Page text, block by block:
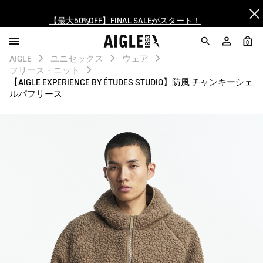
ログイン/会員登録で送料＆返品無料
AIGLE CLUB ポイントサービス終了のお知らせ
【8/16まで】セール品がさらに10%OFF！
ログイン/会員登録で送料＆返品無料
AIGLE CLUB ポイントサービス終了のお知らせ
0
AIGLE ユニセックス
ウェア
フリース・ニット
【AIGLE EXPERIENCE BY ÉTUDES STUDIO】防風 チャンキーシェ
ルパフリース